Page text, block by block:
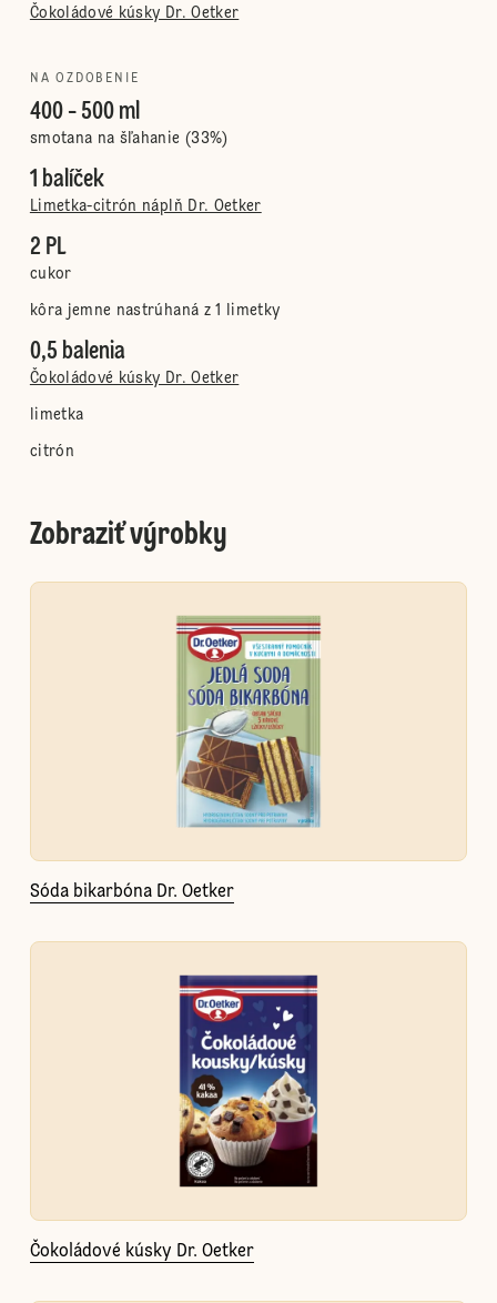
Čokoládové kúsky Dr. Oetker
NA OZDOBENIE
400 - 500 ml
smotana na šľahanie (33%)
1 balíček
Limetka-citrón náplň Dr. Oetker
2 PL
cukor
kôra jemne nastrúhaná z 1 limetky
0,5 balenia
Čokoládové kúsky Dr. Oetker
limetka
citrón
Zobraziť výrobky
Sóda bikarbóna Dr. Oetker
Čokoládové kúsky Dr. Oetker